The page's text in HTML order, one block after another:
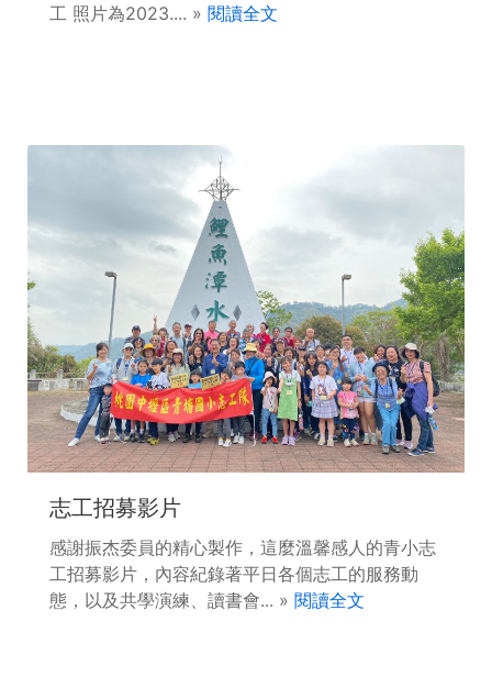
工 照片為2023.... » 閱讀全文
志工招募影片
感謝振杰委員的精心製作，這麼溫馨感人的青小志
工招募影片，內容紀錄著平日各個志工的服務動
態，以及共學演練、讀書會... » 閱讀全文